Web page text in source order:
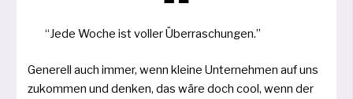
“Jede Woche ist vol­ler Überraschungen.”
Generell auch immer, wenn klei­ne Unternehmen auf uns
zukom­men und den­ken, das wäre doch cool, wenn der